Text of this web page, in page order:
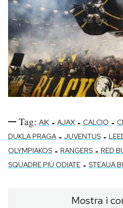
Tag: AIK - AJAX - CALCIO -
DUKLA PRAGA - JUVENTUS -
OLYMPIAKOS - RANGERS - RED
SQUADRE PIÙ ODIATE - STEAUA
Mostra i